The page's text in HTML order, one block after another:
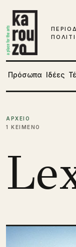
Πρόσωπα Ιδέες
ΑΡΧΕΙΟ
1 ΚΕΙΜΕΝΟ